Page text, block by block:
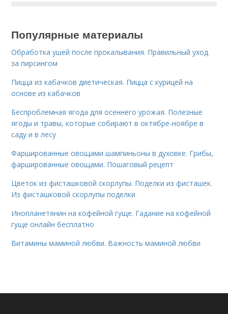
Популярные материалы
Обработка ушей после прокалывания. Правильный уход
за пирсингом
Пицца из кабачков диетическая. Пицца с курицей на
основе из кабачков
Беспроблемная ягода для осеннего урожая. Полезные
ягоды и травы, которые собирают в октябре-ноябре в
саду и в лесу
Фаршированные овощами шампиньоны в духовке. Грибы,
фаршированные овощами. Пошаговый рецепт
Цветок из фисташковой скорлупы. Поделки из фисташек.
Из фисташковой скорлупы поделки
Инопланетянин на кофейной гуще. Гадание на кофейной
гуще онлайн бесплатно
Витамины маминой любви. Важность маминой любви